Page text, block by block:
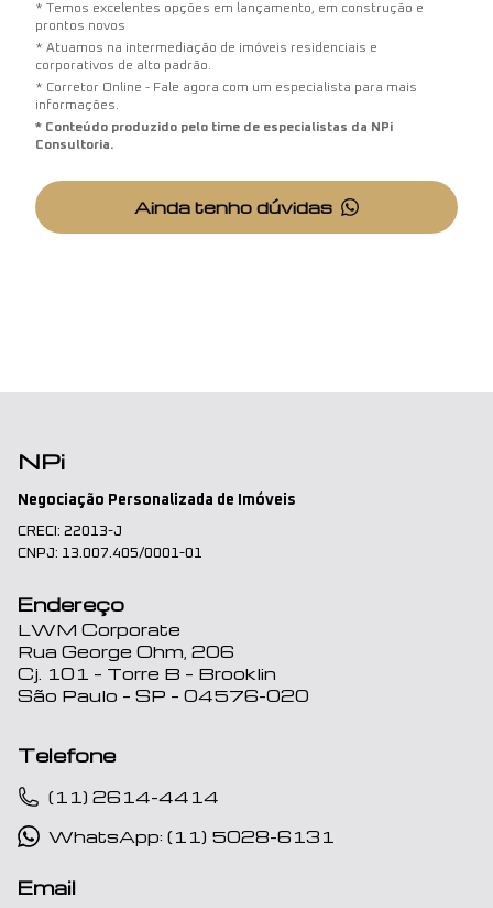
* Temos excelentes opções em lançamento, em construção e
prontos novos
* Atuamos na intermediação de imóveis residenciais e
corporativos de alto padrão.
* Corretor Online - Fale agora com um especialista para mais
informações.
* Conteúdo produzido pelo time de especialistas da NPi
Consultoria.
Ainda tenho dúvidas
NPi
Negociação Personalizada de Imóveis
CRECI: 22013-J
CNPJ: 13.007.405/0001-01
Endereço
LWM Corporate
Rua George Ohm, 206
Cj. 101 – Torre B – Brooklin
São Paulo – SP – 04576-020
Telefone
(11) 2614-4414
WhatsApp: (11) 5028-6131
Email